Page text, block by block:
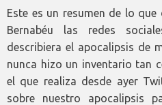
Este es un resumen de lo
Bernabéu las redes
describiera el apocalipsis de
nunca hizo un inventario tan
el que realiza desde ayer
sobre nuestro apocalipsis